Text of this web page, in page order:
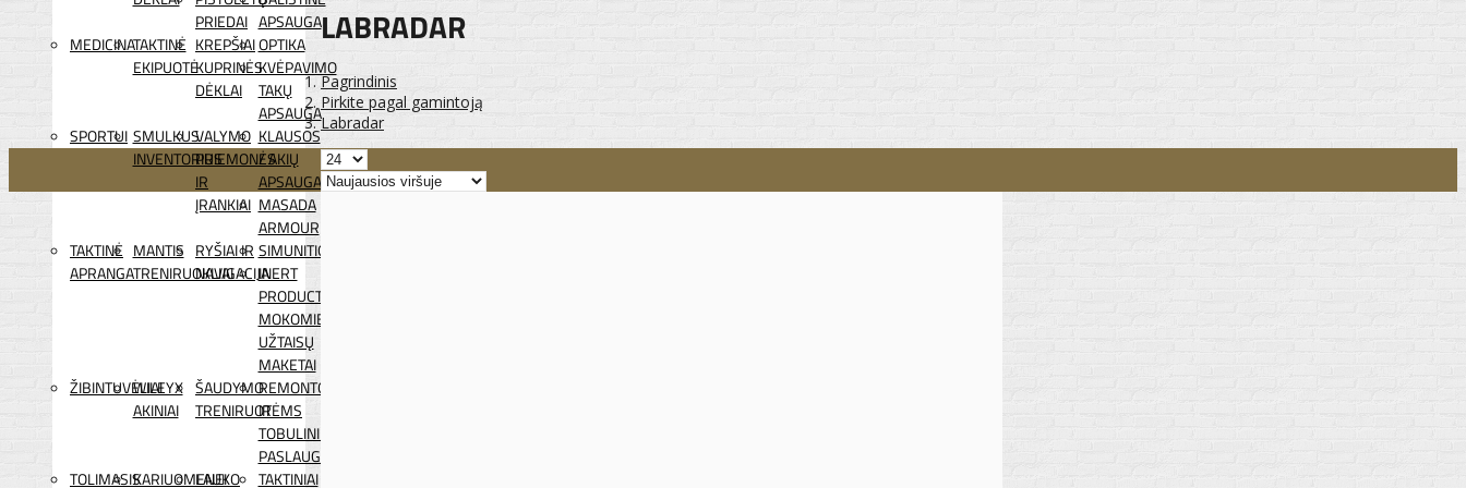
PRIEDAI APSAUGA
MEDICINATAKTINĖ
EKIPUOTĖ
KREPŠIAI
KUPRINĖS
DĖKLAI
OPTIKA
KVĖPAVIMO
TAKŲ
APSAUGA
SPORTUI SMULKUS
INVENTORIUS
VALYMO
PRIEMONĖS
IR
ĮRANKIAI
KLAUSOS
/ AKIŲ
APSAUGA
MASADA
ARMOUR
TAKTINĖ
APRANGA
MANTIS
TRENIRUOKLIAI
RYŠIAI IR
NAVIGACIJA
SIMUNITION
INERT
PRODUCTS
MOKOMIEJI
UŽTAISŲ
MAKETAI
ŽIBINTUVĖLIAI
WILEYX
AKINIAI
ŠAUDYMO
TRENIRUOTĖMS
REMONTO
IR
TOBULINIMO
PASLAUGOS
TOLIMASISKARIUOMENEI
LAUKO TAKTINIAI
LABRADAR
Pagrindinis
Pirkite pagal gamintoją
Labradar